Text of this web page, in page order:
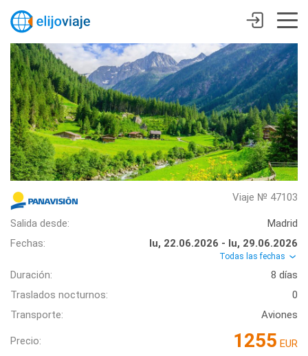
Viaje № 47103
Salida desde:
Madrid
Fechas:
lu, 22.06.2026 - lu, 29.06.2026
Todas las fechas
Duración:
8 días
Traslados nocturnos:
0
Transporte:
Aviones
Precio: 1255 EUR